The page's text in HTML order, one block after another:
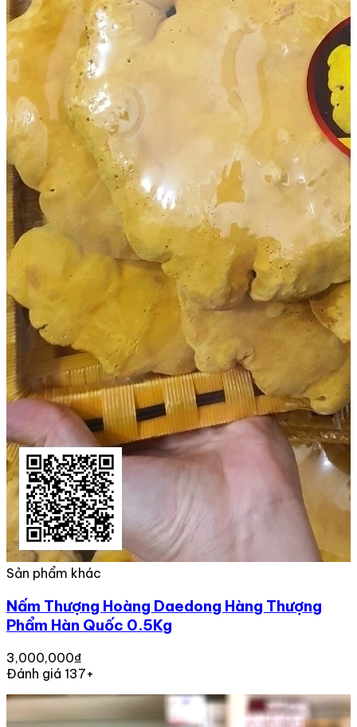
Sản phẩm khác
Nấm Thượng Hoàng Daedong Hàng Thượng
Phẩm Hàn Quốc 0.5Kg
3,000,000₫
Đánh giá 137+